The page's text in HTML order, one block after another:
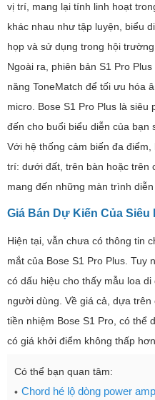
vị trí, mang lại tính linh hoạt
khác nhau như tập luyện, biểu
họp và sử dụng trong hội
Ngoài ra, phiên bản S1 Pro
năng ToneMatch để tối ưu hóa
micro. Bose S1 Pro Plus là siêu
đến cho buổi biểu diễn của bạn
Với hệ thống cảm biến đa
trí: dưới đất, trên bàn hoặc trên
mang đến những màn trình
Giá Bán Dự Kiến Của Siêu
Hiện tại, vẫn chưa có thông tin
mắt của Bose S1 Pro Plus. Tuy
có dấu hiệu cho thấy mẫu loa
người dùng. Về giá cả, dựa
tiền nhiệm Bose S1 Pro, có thể
có giá khởi điểm không thấp
Có thể bạn quan tâm:
Chord hé lộ dòng power